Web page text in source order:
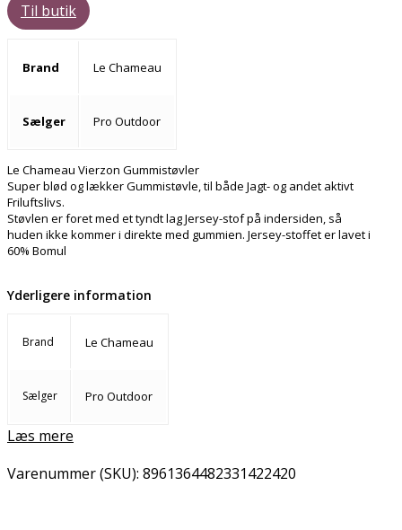
Til butik
Brand Le Chameau
Sælger Pro Outdoor
Le Chameau Vierzon Gummistøvler
Super blød og lækker Gummistøvle, til både Jagt- og andet aktivt
Friluftslivs.
Støvlen er foret med et tyndt lag Jersey-stof på indersiden, så
huden ikke kommer i direkte med gummien. Jersey-stoffet er lavet i
60% Bomul
Yderligere information
Brand Le Chameau
Sælger Pro Outdoor
Læs mere
Varenummer (SKU): 8961364482331422420